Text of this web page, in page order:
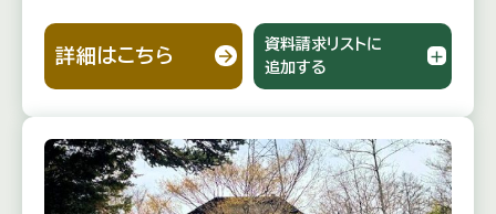
詳細はこちら
資料請求リストに
追加する